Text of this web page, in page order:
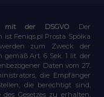
mit der DSGVO
Der
Feniqs.pl Prosta Spółka
zum Zweck der
Art. 6 Sek. 1 lit. der
Daten vom 27.
die Empfänger
die berechtigt sind,
Gesetzes zu erhalten,